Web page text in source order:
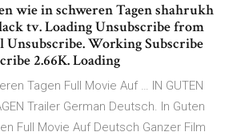
wie in schweren Tagen shahrukh
tv. Loading Unsubscribe from
Unsubscribe. Working Subscribe
2.66K. Loading
Tagen Full Movie Auf … IN GUTEN
Trailer German Deutsch. In Guten
Full Movie Auf Deutsch Ganzer Film